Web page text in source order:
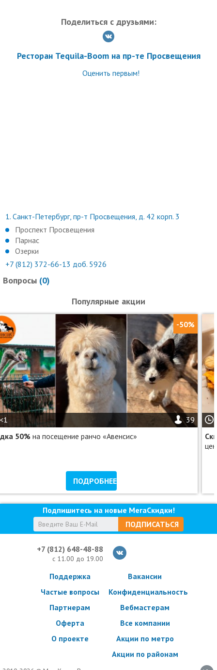
Поделиться с друзьями:
Ресторан Tequila-Boom на пр-те Просвещения
Оценить первым!
1. Санкт-Петербург, пр-т Просвещения, д. 42 корп. 3
Проспект Просвещения
Парнас
Озерки
+7 (812) 372-66-13 доб. 5926
Вопросы (0)
Популярные акции
-50%
<1
39
50% на посещение ранчо «Авенсис»
ПОДРОБНЕЕ
Подпишитесь на новые МегаСкидки!
ПОДПИСАТЬСЯ
+7 (812) 648-48-88
с 11.00 до 19.00
Поддержка
Частые вопросы
Партнерам
Оферта
О проекте
Вакансии
Конфиденциальность
Вебмастерам
Все компании
Акции по метро
Акции по районам